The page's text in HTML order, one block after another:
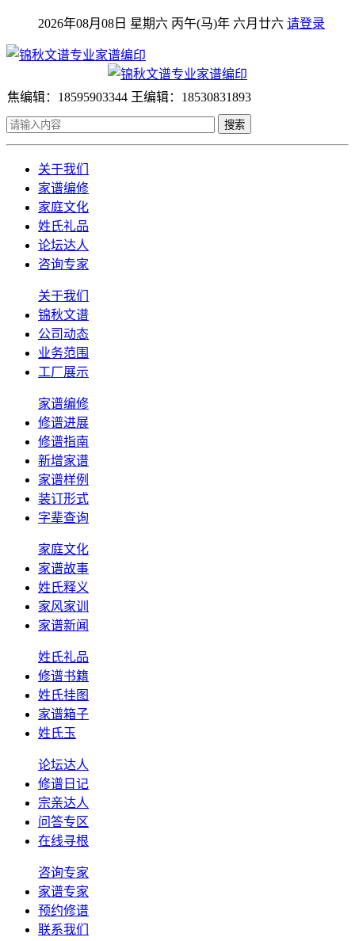
2026年08月08日 星期六 丙午(马)年 六月廿六 请登录
焦编辑：18595903344 王编辑：18530831893
搜索
关于我们
家谱编修
家庭文化
姓氏礼品
论坛达人
咨询专家
关于我们
锦秋文谱
公司动态
业务范围
工厂展示
家谱编修
修谱进展
修谱指南
新增家谱
家谱样例
装订形式
字辈查询
家庭文化
家谱故事
姓氏释义
家风家训
家谱新闻
姓氏礼品
修谱书籍
姓氏挂图
家谱箱子
姓氏玉
论坛达人
修谱日记
宗亲达人
问答专区
在线寻根
咨询专家
家谱专家
预约修谱
联系我们